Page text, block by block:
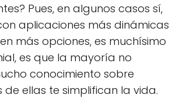
Pues, en algunos casos sí,
aplicaciones más dinámicas
más opciones, es muchísimo
es que la mayoría no
conocimiento sobre
de ellas te simplifican la vida.